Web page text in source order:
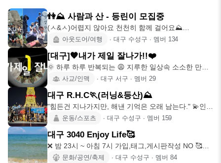
👫⛰️ 사람과 산 - 등린이 모집중
(ㅅ&ㅅ)어렵지 않아요 천천히 함께 걸어요⛰️
2024.3.10.~ 💢(
아웃도어/여행 ∙ 대구 수성구 ∙ 멤버 134
[대구]🧡내가 제일 잘나가!!❤️
🌞 하루 하루 반복되는 😩 지루한 일상속 소소한 만남
술도🍷사교/인맥 ∙ 대구 서구 ∙ 멤버 29
대구 R.H.C🏃‍(러닝&등산)⛰️
"힘든건 지나가지만, 해낸 기억은 오래 남는다." 💫인스
타그램 👉 ru
운동/스포츠 ∙ 대구 수성구 ∙ 멤버 159
대구 3040 Enjoy Life🥰
❌ 밤 23시 ~ 아침 7시 가입,태그,게시판작성 NO 🥰활
기차고 즐거
문화/공연/축제 ∙ 대구 수성구 ∙ 멤버 84